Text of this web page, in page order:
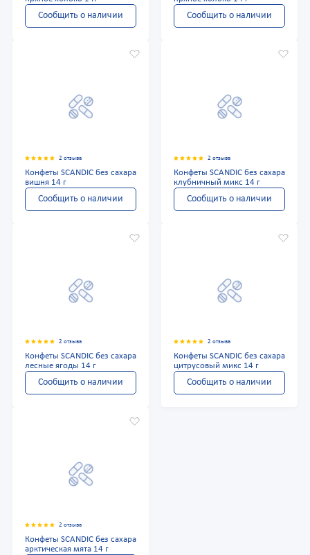
Сообщить о наличии Сообщить о наличии
2 отзыва
Конфеты SCANDIC без сахара
вишня 14 г
Сообщить о наличии
2 отзыва
Конфеты SCANDIC без сахара
клубничный микс 14 г
Сообщить о наличии
2 отзыва
Конфеты SCANDIC без сахара
лесные ягоды 14 г
Сообщить о наличии
2 отзыва
Конфеты SCANDIC без сахара
цитрусовый микс 14 г
Сообщить о наличии
2 отзыва
Конфеты SCANDIC без сахара
арктическая мята 14 г